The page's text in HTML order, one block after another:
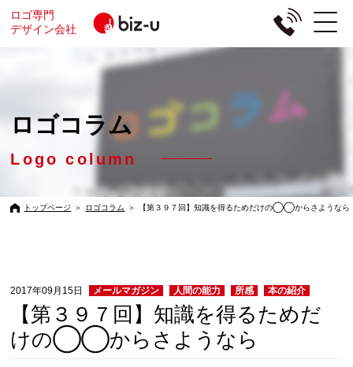
ロゴ専門
デザイン会社
ロゴコラム
Logo column
トップページ ＞ ロゴコラム ＞ 【第３９７回】知識を得るためだけの◯◯からさようなら
2017年09月15日 メールマガジン 人間の能力 所感 本の紹介
【第３９７回】知識を得るためだ
けの◯◯からさようなら